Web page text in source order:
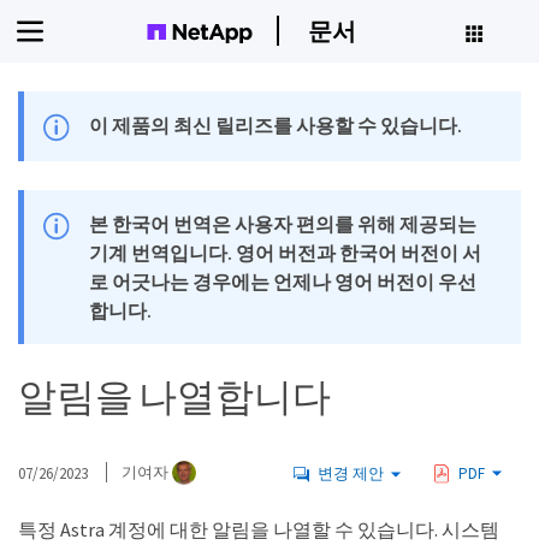
문서
이 제품의 최신 릴리즈를 사용할 수 있습니다.
본 한국어 번역은 사용자 편의를 위해 제공되는
기계 번역입니다. 영어 버전과 한국어 버전이 서
로 어긋나는 경우에는 언제나 영어 버전이 우선
합니다.
알림을 나열합니다
07/26/2023 기여자 변경 제안 PDF
특정 Astra 계정에 대한 알림을 나열할 수 있습니다. 시스템